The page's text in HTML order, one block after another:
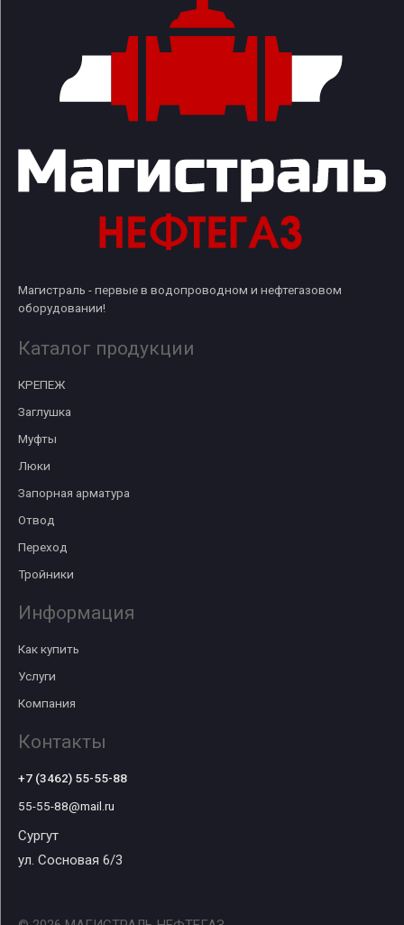
Магистраль - первые в водопроводном и нефтегазовом
оборудовании!
Каталог продукции
КРЕПЕЖ
Заглушка
Муфты
Люки
Запорная арматура
Отвод
Переход
Тройники
Информация
Как купить
Услуги
Компания
Контакты
+7 (3462) 55-55-88
55-55-88@mail.ru
Сургут
ул. Сосновая 6/3